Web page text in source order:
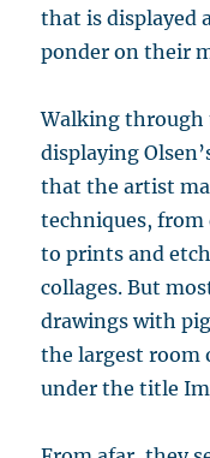
that is displayed
ponder on their
Walking
displaying
that the artist
techniques,
to prints and
collages. But
drawings with
the largest room
under the title